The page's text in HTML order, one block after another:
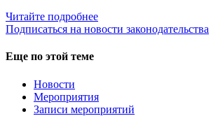
Читайте подробнее
Подписаться на новости законодательства
Еще по этой теме
Новости
Мероприятия
Записи мероприятий